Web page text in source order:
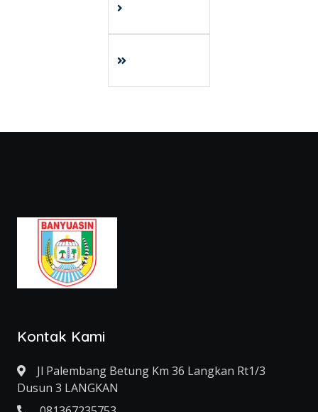
Kontak Kami
Jl Palembang Betung Km 36 Langkan Rt1/3
Dusun 3 LANGKAN